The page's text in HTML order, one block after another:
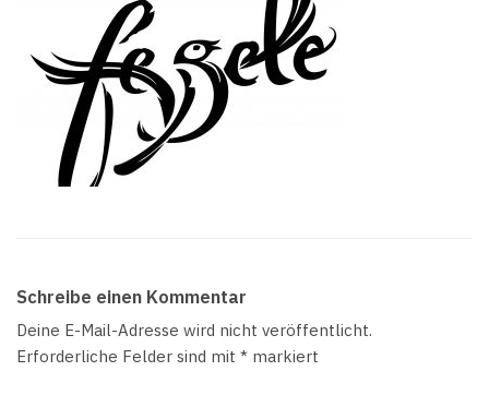
Schreibe einen Kommentar
Deine E-Mail-Adresse wird nicht veröffentlicht.
Erforderliche Felder sind mit * markiert